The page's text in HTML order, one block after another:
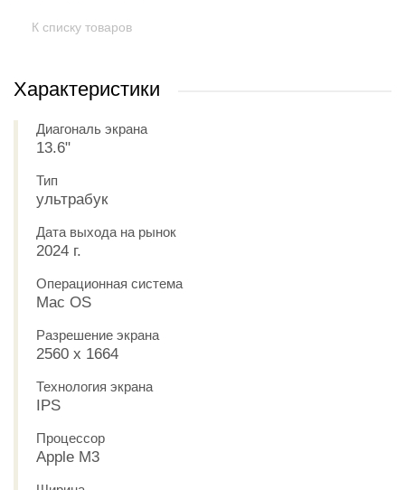
К списку товаров
Характеристики
Диагональ экрана
13.6"
Тип
ультрабук
Дата выхода на рынок
2024 г.
Операционная система
Mac OS
Разрешение экрана
2560 x 1664
Технология экрана
IPS
Процессор
Apple M3